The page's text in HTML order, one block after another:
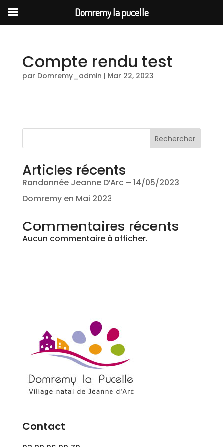
Compte rendu test
par Domremy_admin | Mar 22, 2023
Rechercher
Articles récents
Randonnée Jeanne D’Arc – 14/05/2023
Domremy en Mai 2023
Commentaires récents
Aucun commentaire à afficher.
Contact
Domremy la pucelle